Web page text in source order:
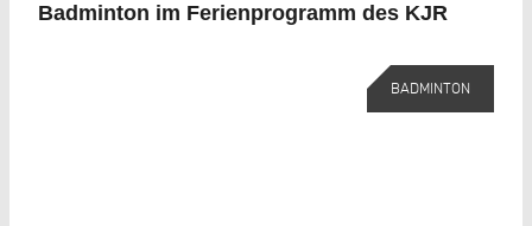
Badminton im Ferienprogramm des KJR
BADMINTON